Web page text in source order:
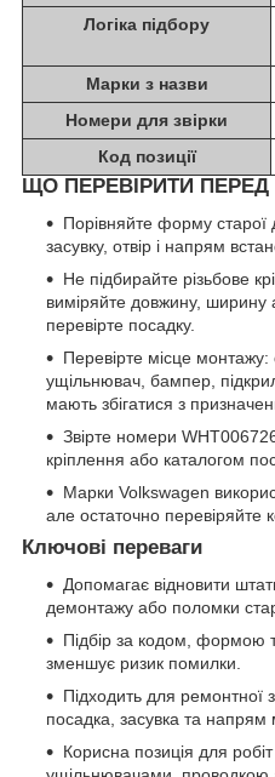
Логіка підбору
Марки з назви
Номери для звірки
Код позиції
ЩО ПЕРЕВІРИТИ
Порівняйте форму старої
засувку, отвір і напрям
Не підбирайте різьбове
виміряйте довжину, ширину
перевірте посадку.
Перевірте місце
ущільнювач, бампер,
мають збігатися з
Звірте номери
кріплення або каталогом
Марки Volkswagen
але остаточно перевіряйте
Ключові переваги
Допомагає відновити
демонтажу або поломки
Підбір за кодом, формою
зменшує ризик помилки.
Підходить для ремонтної
посадка, засувка та напрям
Корисна позиція для